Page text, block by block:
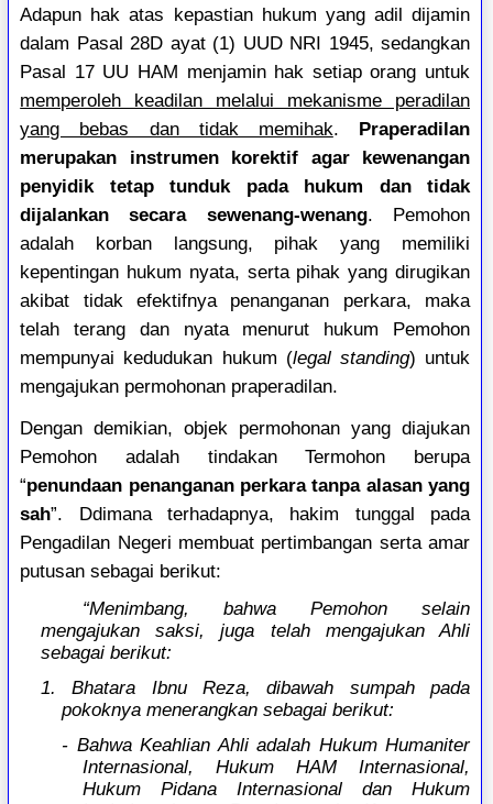
Adapun hak atas kepastian hukum yang adil dijamin
dalam Pasal 28D ayat (1) UUD NRI 1945, sedangkan
Pasal 17 UU HAM menjamin hak setiap orang untuk
memperoleh keadilan melalui mekanisme peradilan
yang bebas dan tidak memihak. Praperadilan
merupakan instrumen korektif agar kewenangan
penyidik tetap tunduk pada hukum dan tidak
dijalankan secara sewenang-wenang. Pemohon
adalah korban langsung, pihak yang memiliki
kepentingan hukum nyata, serta pihak yang dirugikan
akibat tidak efektifnya penanganan perkara, maka
telah terang dan nyata menurut hukum Pemohon
mempunyai kedudukan hukum (legal standing) untuk
mengajukan permohonan praperadilan.
Dengan demikian, objek permohonan yang diajukan
Pemohon adalah tindakan Termohon berupa
“penundaan penanganan perkara tanpa alasan yang
sah”.
Ddimana terhadapnya, hakim tunggal pada
Pengadilan Negeri membuat pertimbangan serta amar
putusan sebagai berikut:
“Menimbang, bahwa Pemohon selain
mengajukan saksi, juga telah mengajukan Ahli
sebagai berikut:
1. Bhatara Ibnu Reza, dibawah sumpah pada
pokoknya menerangkan sebagai berikut:
- Bahwa Keahlian Ahli adalah Hukum Humaniter
Internasional, Hukum HAM Internasional,
Hukum Pidana Internasional dan Hukum